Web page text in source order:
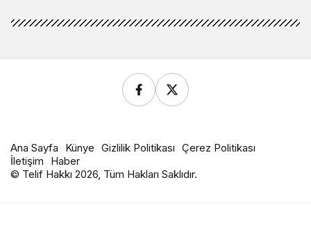
Ana Sayfa Künye Gizlilik Politikası Çerez Politikası
İletişim
Haber
© Telif Hakkı 2026, Tüm Hakları Saklıdır.